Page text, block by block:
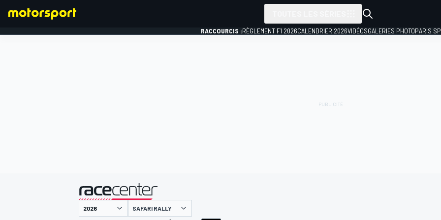
RACCOURCIS :RÈGLEMENT F1 2026CALENDRIER 2026VIDÉOSGALERIES PHOTOPARIS
présenté par
SAFARI RALLY